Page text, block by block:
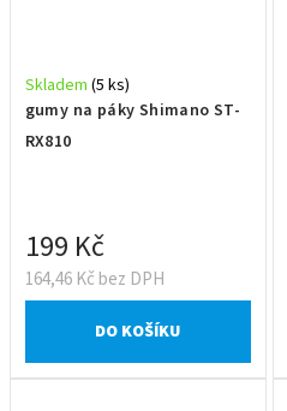
gumy na páky Shimano ST-
RX810
Skladem (5 ks)
164,46 Kč bez DPH
199 Kč
DO KOŠÍKU